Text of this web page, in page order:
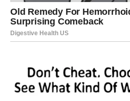
Pred vama su veoma nježni i
LAV
Lavovima dolazi veliki poslovni
Sve ono što ste dugo čekali